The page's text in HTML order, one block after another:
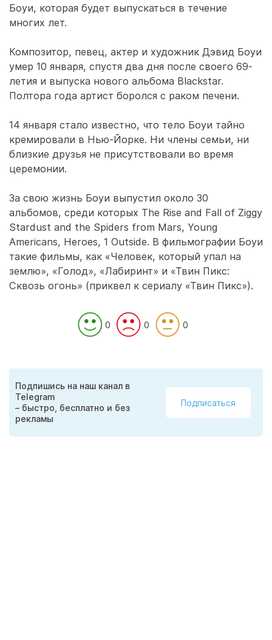
Боуи, которая будет выпускаться в течение
многих лет.
Композитор, певец, актер и художник Дэвид Боуи
умер 10 января, спустя два дня после своего 69-
летия и выпуска нового альбома Blackstar.
Полтора года артист боролся с раком печени.
14 января стало известно, что тело Боуи тайно
кремировали в Нью-Йорке. Ни члены семьи, ни
близкие друзья не присутствовали во время
церемонии.
За свою жизнь Боуи выпустил около 30
альбомов, среди которых The Rise and Fall of Ziggy
Stardust and the Spiders from Mars, Young
Americans, Heroes, 1 Outside. В фильмографии Боуи
такие фильмы, как «Человек, который упал на
землю», «Голод», «Лабиринт» и «Твин Пикс:
Сквозь огонь» (приквел к сериалу «Твин Пикс»).
0 0 0
Подпишись на наш канал в
Telegram
– быстро, бесплатно и без
рекламы
Подписаться